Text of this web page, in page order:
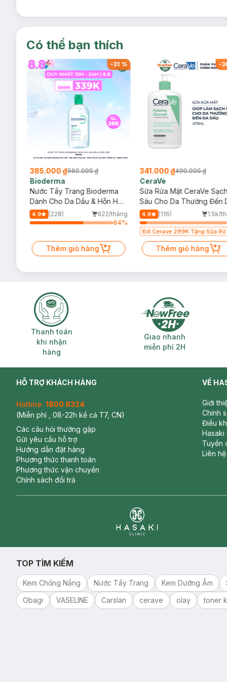
Có thể bạn thích
-31 %
385.000 ₫560.000 ₫
Bioderma
Nước Tẩy Trang Bioderma
Dành Cho Da Dầu & Hỗn Hợp
500ml
4.9 (228)
622/tháng
64%
Thêm giỏ hàng
-
341.000 ₫490.000 ₫
CeraVe
Sữa Rửa Mặt CeraVe
Sâu Cho Da Thường Đến
Dầu 473ml
4.9 (116) 1.5k/
Bill Cerave 299K Tặng Sữa
Mặt Cerave 30ml (SL có hạn)
Thêm giỏ hàng
Thanh toán khi nhận hàng
Thanh toán
khi nhận
hàng
Giao nhanh
Giao nhanh
miễn phí 2H
HỖ TRỢ KHÁCH HÀNG
Hotline: 1800 6324
(Miễn phí , 08-22h kể cả T7, CN)
Các câu hỏi thường gặp
Gửi yêu cầu hỗ trợ
Hướng dẫn đặt hàng
Phương thức thanh toán
Phương thức vận chuyển
Chính sách đổi trả
VỀ
Giới
Chính
Điều
Hasaki
Tuyển
Liên hệ
TOP TÌM KIẾM
Kem Chống Nắng Nước Tẩy Trang Kem Dưỡng Ẩm
Obagi
VASELINE Carslan cerave olay toner